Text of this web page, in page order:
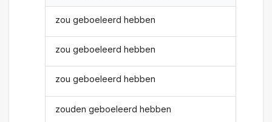
zou geboeleerd hebben
zou geboeleerd hebben
zou geboeleerd hebben
zouden geboeleerd hebben